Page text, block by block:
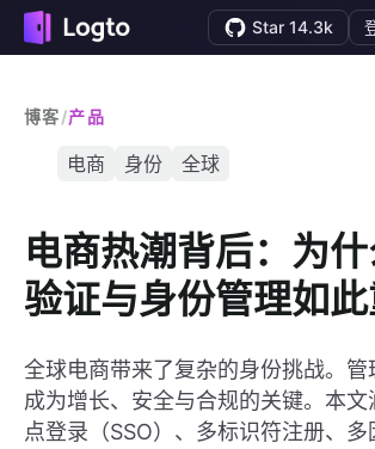
Star 14.3k
博客/产品
电商 身份 全球
电商热潮背后：为
验证与身份管理如
全球电商带来了复杂的身份挑战。管
成为增长、安全与合规的关键。本文
点登录（SSO）、多标识符注册、多